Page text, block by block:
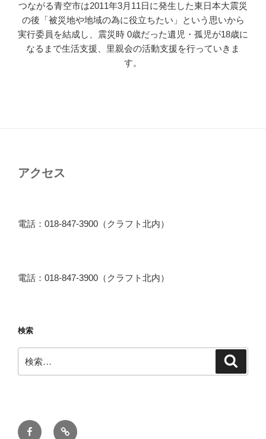
つながる青空市は2011年3月11日に発生した東日本大震災
の後「被災地や地域の為に役立ちたい」という思いから
実行委員を結成し、震災時 0歳だった遺児・孤児が18歳に
なるまで生活支援、里親会の活動支援を行っていきま
す。
アクセス
電話：018-847-3900（クラフト北内）
電話：018-847-3900（クラフト北内）
検索
索:
Facebook
メ